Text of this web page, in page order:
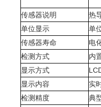
传感器说明
热
单位显示
单
传感器寿命
电
检测方式
内
显示方式
显示内容
实
检测精度
典